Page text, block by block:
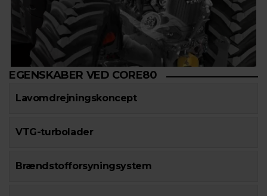
EGENSKABER VED CORE80
Lavomdrejningskoncept
VTG-turbolader
Brændstofforsyningsystem